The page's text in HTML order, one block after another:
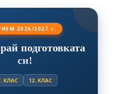
2026/2027 г.
подготовката
си!
КЛАС 12. КЛАС